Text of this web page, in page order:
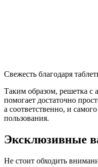
Свежесть благодаря
Таким образом, решетка с
помогает достаточно
а соответственно, и
пользования.
Эксклюзивные
Не стоит обходить